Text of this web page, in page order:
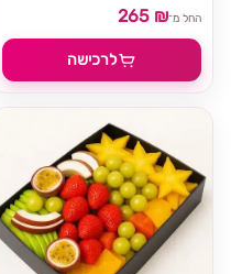
החל מ־265 ₪
לרכישה